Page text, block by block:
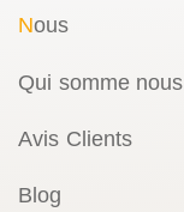
Nous
Qui somme nous
Avis Clients
Blog